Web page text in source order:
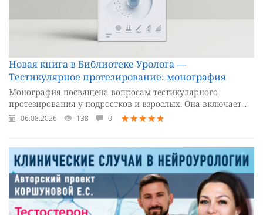
Новая книга в Библиотеке Уролога —
Тестикулярное протезирование: монография
Монография посвящена вопросам тестикулярного
протезирования у подростков и взрослых. Она включает...
06.08.2026 138 0